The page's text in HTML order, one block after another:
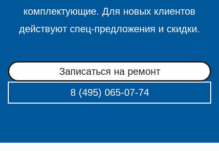
комплектующие. Для новых клиентов
действуют спец-предложения и скидки.
Записаться на ремонт
8 (495) 065-07-74